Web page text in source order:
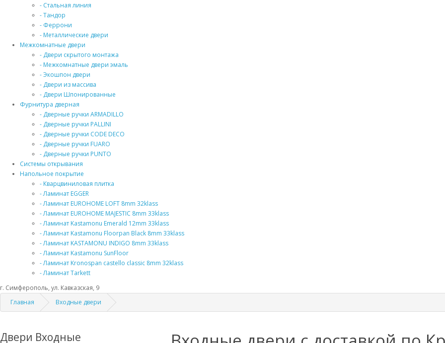
- Стальная линия
- Тандор
- Феррони
- Металлические двери
Межкомнатные двери
- Двери скрытого монтажа
- Межкомнатные двери эмаль
- Экошпон двери
- Двери из массива
- Двери Шпонированные
Фурнитура дверная
- Дверные ручки ARMADILLO
- Дверные ручки PALLINI
- Дверные ручки CODE DECO
- Дверные ручки FUARO
- Дверные ручки PUNTO
Системы открывания
Напольное покрытие
- Кварцвиниловая плитка
- Ламинат EGGER
- Ламинат EUROHOME LOFT 8mm 32klass
- Ламинат EUROHOME MAJESTIC 8mm 33klass
- Ламинат Kastamonu Emerald 12mm 33klass
- Ламинат Kastamonu Floorpan Black 8mm 33klass
- Ламинат KASTAMONU INDIGO 8mm 33klass
- Ламинат Kastamonu SunFloor
- Ламинат Kronospan castello classic 8mm 32klass
- Ламинат Tarkett
г. Симферополь, ул. Кавказская, 9
Главная
Входные двери
Двери Входные